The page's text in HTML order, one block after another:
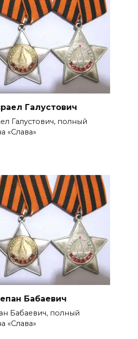
Галустович
Галустович, полный
«Слава»
Бабаевич
Бабаевич, полный
«Слава»